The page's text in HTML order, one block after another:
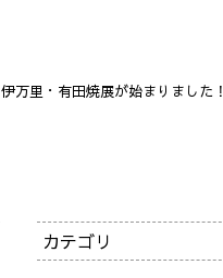
伊万里・有田焼展が始まりました！
カテゴリ